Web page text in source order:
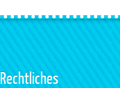
Rechtliches